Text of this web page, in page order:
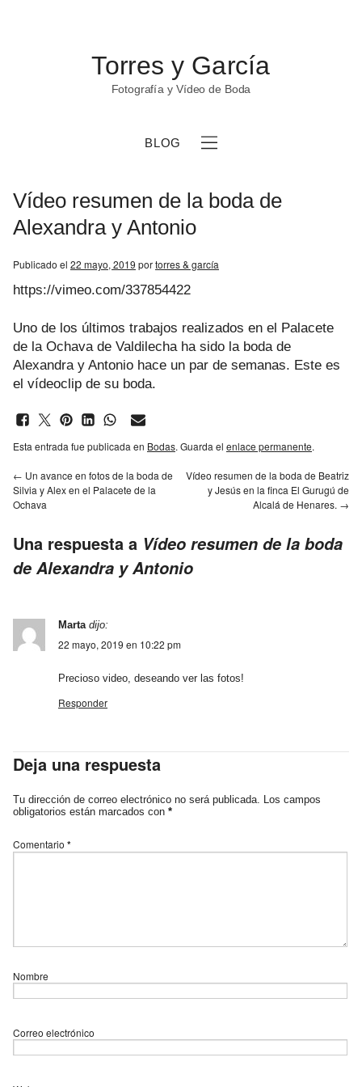
Torres y García
Fotografía y Vídeo de Boda
BLOG
Vídeo resumen de la boda de
Alexandra y Antonio
Publicado el 22 mayo, 2019 portorres & garcía
https://vimeo.com/337854422
Uno de los últimos trabajos realizados en el Palacete
de la Ochava de Valdilecha ha sido la boda de
Alexandra y Antonio hace un par de semanas. Este es
el vídeoclip de su boda.
Esta entrada fue publicada en Bodas. Guarda el enlace permanente.
← Un avance en fotos de la boda de
Silvia y Alex en el Palacete de la
Ochava
Vídeo resumen de la boda de Beatriz
y Jesús en la finca El Gurugú de
Alcalá de Henares. →
Una respuesta a Vídeo resumen de la boda
de Alexandra y Antonio
Marta dijo:
22 mayo, 2019 en 10:22 pm
Precioso video, deseando ver las fotos!
Responder
Deja una respuesta
Tu dirección de correo electrónico no será publicada. Los campos
obligatorios están marcados con *
Comentario *
Nombre
Correo electrónico